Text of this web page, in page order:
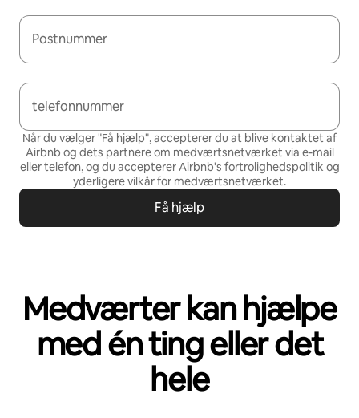
Postnummer
telefonnummer
Når du vælger "Få hjælp", accepterer du at blive kontaktet af
Airbnb og dets partnere om medværtsnetværket via e-mail
eller telefon, og du accepterer Airbnb's fortrolighedspolitik og
yderligere vilkår for medværtsnetværket.
Få hjælp
Medværter kan hjælpe
med én ting eller det
hele